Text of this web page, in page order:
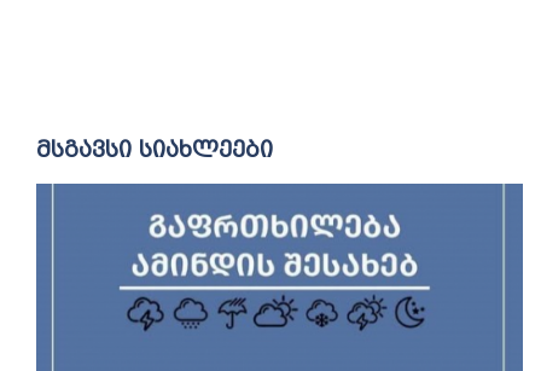
მსგავსი სიახლეები